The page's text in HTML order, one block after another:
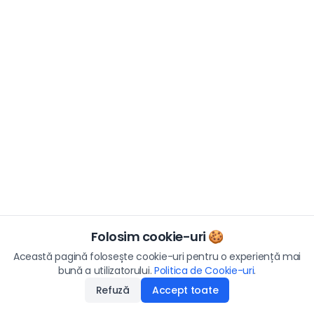
Folosim cookie-uri 🍪
Această pagină folosește cookie-uri pentru o experiență mai
bună a utilizatorului. Politica de Cookie-uri.
Refuză
Accept toate